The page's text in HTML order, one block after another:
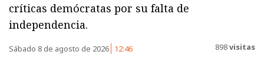
críticas demócratas por su falta de
independencia.
Sábado 8 de agosto de 2026 12:46 898visitas